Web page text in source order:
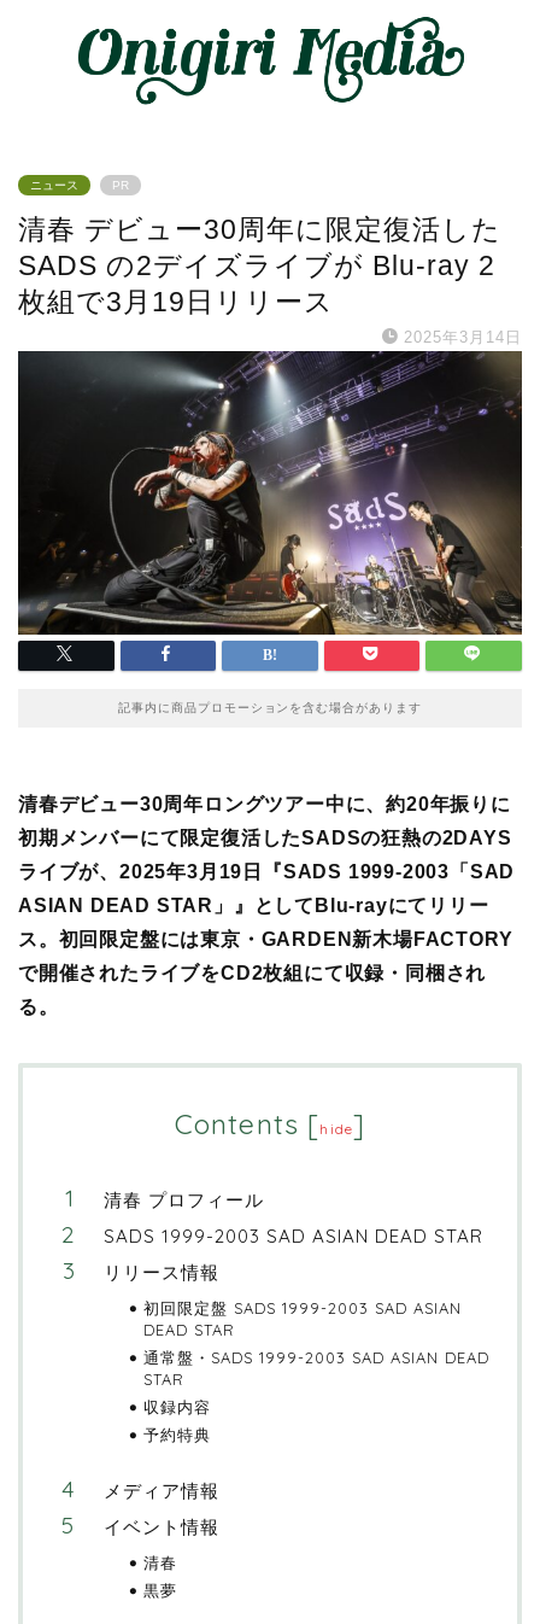
ニュース PR
清春 デビュー30周年に限定復活した
SADS の2デイズライブが Blu-ray 2
枚組で3月19日リリース
2025年3月14日
記事内に商品プロモーションを含む場合があります
清春デビュー30周年ロングツアー中に、約20年振りに
初期メンバーにて限定復活したSADSの狂熱の2DAYS
ライブが、2025年3月19日『SADS 1999-2003「SAD
ASIAN DEAD STAR」』としてBlu-rayにてリリー
ス。初回限定盤には東京・GARDEN新木場FACTORY
で開催されたライブをCD2枚組にて収録・同梱され
る。
Contents [hide]
清春 プロフィール
SADS 1999-2003 SAD ASIAN DEAD STAR
リリース情報
初回限定盤 SADS 1999-2003 SAD ASIAN
DEAD STAR
通常盤・SADS 1999-2003 SAD ASIAN DEAD
STAR
収録内容
予約特典
メディア情報
イベント情報
清春
黒夢